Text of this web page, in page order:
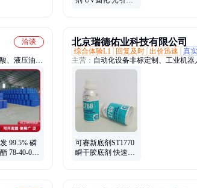
洽谈
、液压油、
阻剂、冰晶
、铵明矾、
99.5% 磷
78-40-0
北京瑞德佑业科技有限公司
综合体验L1
回复及时 出价迅速 真
主营： 自动化设备非标定制、工业机
点涂胶设备、自动视觉检测设备、自
粘剂、可赛新、洛德、3M胶水、道康宁
可赛新底剂ST1770
瞬干胶底剂 快速固